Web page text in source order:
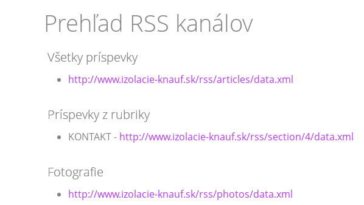
Prehľad RSS kanálov
Všetky príspevky
http://www.izolacie-knauf.sk/rss/articles/data.xml
Príspevky z rubriky
KONTAKT - http://www.izolacie-knauf.sk/rss/section/4/data.xml
Fotografie
http://www.izolacie-knauf.sk/rss/photos/data.xml